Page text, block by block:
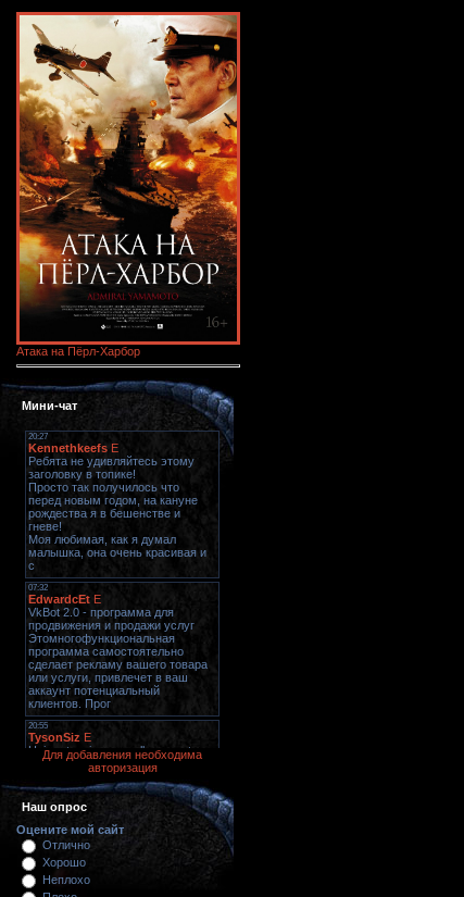
Атака на Пёрл-Харбор
Мини-чат
Для добавления необходима
авторизация
Наш опрос
Оцените мой сайт
Отлично
Хорошо
Неплохо